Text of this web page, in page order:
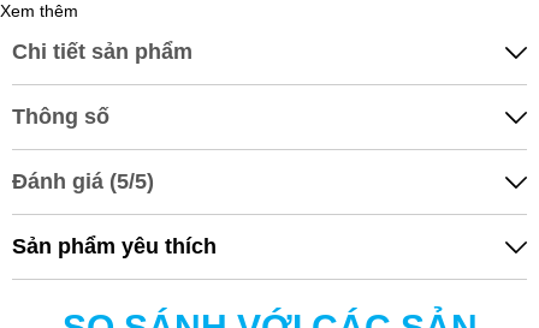
3 LÕI LỌC THÔ
Loại bỏ Clo, clorine, chất hữu cơ dư thừa và cặn bẩn có kích thước
lớn hơn 1 micron.
Xem thêm
Chi tiết sản phẩm
Thông số
Đánh giá (5/5)
Sản phẩm yêu thích